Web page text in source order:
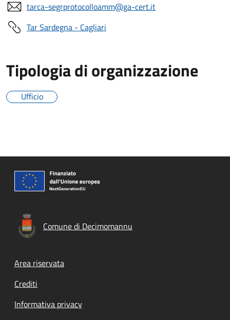
tarca-segrprotocolloamm@ga-cert.it
Tar Sardegna - Cagliari
Tipologia di organizzazione
Ufficio
Comune di Decimomannu
Footer menu
Area riservata
Crediti
Informativa privacy